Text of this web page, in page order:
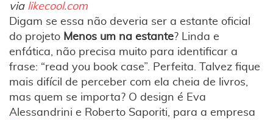
via likecool.com
Digam se essa não deveria ser a estante oficial
do projeto Menos um na estante? Linda e
enfática, não precisa muito para identificar a
frase: “read you book case”. Perfeita. Talvez fique
mais difícil de perceber com ela cheia de livros,
mas quem se importa? O design é Eva
Alessandrini e Roberto Saporiti, para a empresa